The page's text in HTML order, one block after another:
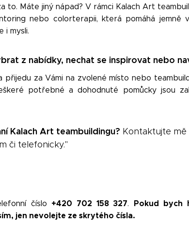
to. Máte jiný nápad? V rámci Kalach Art
nebo colorterapii, která pomáhá jemně
i mysli.
z nabídky, nechat se inspirovat nebo
přijedu za Vámi na zvolené místo nebo
potřebné a dohodnuté pomůcky jsou
Kalach Art teambuildingu? Kontaktujte
či telefonicky."
číslo +420 702 158 327. Pokud bych
jen nevolejte ze skrytého čísla.